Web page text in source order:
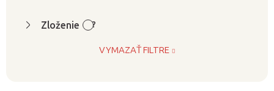
Zloženie ?
VYMAZAŤ FILTRE